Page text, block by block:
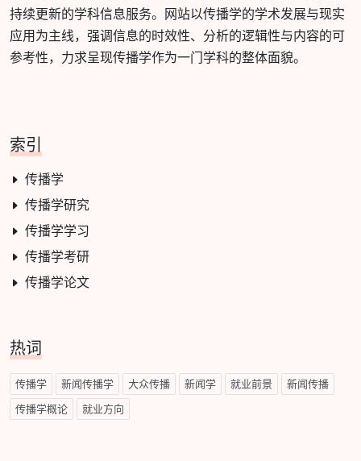
持续更新的学科信息服务。网站以传播学的学术发展与现实
应用为主线，强调信息的时效性、分析的逻辑性与内容的可
参考性，力求呈现传播学作为一门学科的整体面貌。
索引
传播学
传播学研究
传播学学习
传播学考研
传播学论文
热词
传播学 新闻传播学 大众传播 新闻学 就业前景 新闻传播
传播学概论 就业方向